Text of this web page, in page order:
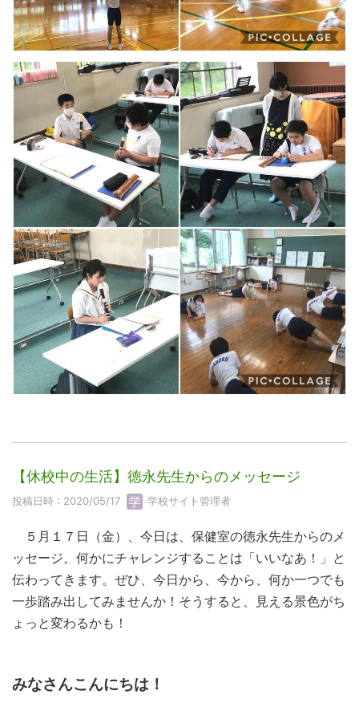
【休校中の生活】徳永先生からのメッセージ
投稿日時 : 2020/05/17 学校サイト管理者
５月１７日（金）、今日は、保健室の徳永先生からのメ
ッセージ。何かにチャレンジすることは「いいなあ！」と
伝わってきます。ぜひ、今日から、今から、何か一つでも
一歩踏み出してみませんか！そうすると、見える景色がち
ょっと変わるかも！
みなさんこんにちは！